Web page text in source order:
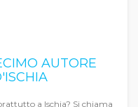
AUTORE
a Ischia? Si chiama